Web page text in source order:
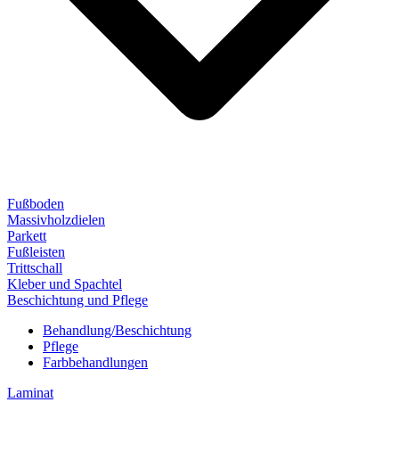
Fußboden
Massivholzdielen
Parkett
Fußleisten
Trittschall
Kleber und Spachtel
Beschichtung und Pflege
Behandlung/Beschichtung
Pflege
Farbbehandlungen
Laminat